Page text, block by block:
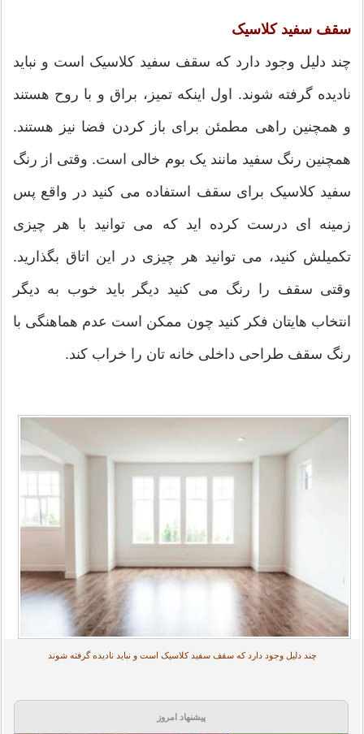
سقف سفید کلاسیک
چند دلیل وجود دارد که سقف سفید کلاسیک است و نباید
نادیده گرفته شوند. اول اینکه تمیز، براق و با روح هستند
و همچنین راهی مطمئن برای باز کردن فضا نیز هستند.
همچنین رنگ سفید مانند یک بوم خالی است. وقتی از رنگ
سفید کلاسیک برای سقف استفاده می کنید در واقع پس
زمینه ای درست کرده اید که می توانید با هر چیزی
تکمیلش کنید، می توانید هر چیزی در این اتاق بگذارید.
وقتی سقف را رنگ می کنید دیگر باید خوب به دیگر
انتخاب هایتان فکر کنید چون ممکن است عدم هماهنگی با
رنگ سقف طراحی داخلی خانه تان را خراب کند.
چند دلیل وجود دارد که سقف سفید کلاسیک است و نباید نادیده گرفته شوند
پیشنهاد امروز